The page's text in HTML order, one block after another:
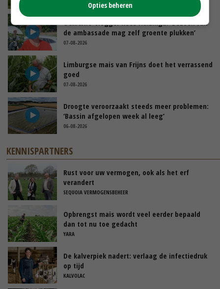
Oekraïne-vlogger Kees Huizinga: ‘Bezoek van
de ambassade mag zelf groente plukken’
07-08-2026
Limburgse mais van Frijns doet het verrassend
goed
07-08-2026
Droogte veroorzaakt steeds meer problemen:
‘Bassin afgelopen week al leeg’
06-08-2026
KENNISPARTNERS
Rust voor uw vermogen, ook als het erf
verandert
SEQUOIA VERMOGENSBEHEER
Opbrengst mais wordt veel eerder bepaald
dan tot nu toe gedacht
YARA
De kalverpiek nadert: verlaag de infectiedruk
op tijd
KALVOLAC
Opties beheren